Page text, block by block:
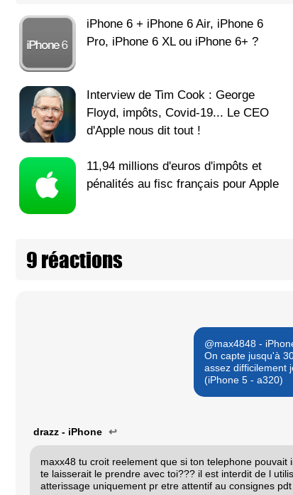
iPhone 6 + iPhone 6 Air, iPhone 6
Pro, iPhone 6 XL ou iPhone 6+ ?
Interview de Tim Cook : George
Floyd, impôts, Covid-19... Le CEO
d'Apple nous dit tout !
11,94 millions d'euros d'impôts et
pénalités au fisc français pour Apple
9 réactions
@max4848 -
On capte jusqu'à
assez difficilement
(iPhone 5 - a320)
drazz - iPhone ↩
maxx48 tu croit reelement que si ton telephone pouvait
te laisserait le prendre avec toi??? il est interdit de l
atterissage uniquement pr etre attentif au consignes pdt